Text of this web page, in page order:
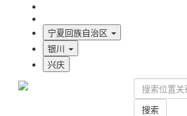
宁夏回族自治区
银川
兴庆
搜索